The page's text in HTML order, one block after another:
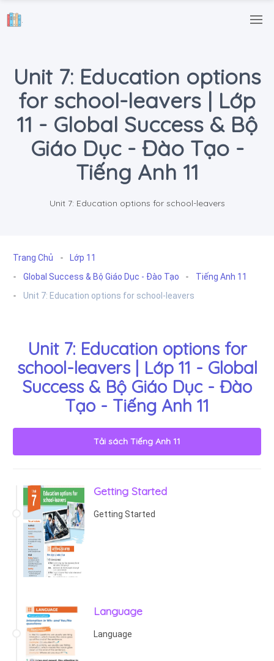
.
Unit 7: Education options
for school-leavers | Lớp
11 - Global Success & Bộ
Giáo Dục - Đào Tạo -
Tiếng Anh 11
Unit 7: Education options for school-leavers
Trang Chủ
Lớp 11
Global Success & Bộ Giáo Dục - Đào Tạo
Tiếng Anh 11
Unit 7: Education options for school-leavers
Unit 7: Education options for
school-leavers | Lớp 11 - Global
Success & Bộ Giáo Dục - Đào
Tạo - Tiếng Anh 11
Tải sách Tiếng Anh 11
Getting Started
Getting Started
Language
Language